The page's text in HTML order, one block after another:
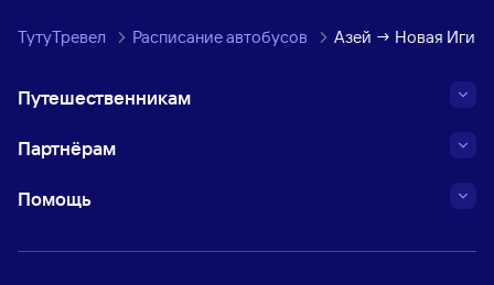
ТутуТревел Расписание автобусов Азей → Новая
Путешественникам
Партнёрам
Помощь